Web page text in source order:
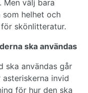
välj bara
helhet och
skönlitteratur.
ska användas
ska användas går
asteriskerna invid
för hur den ska